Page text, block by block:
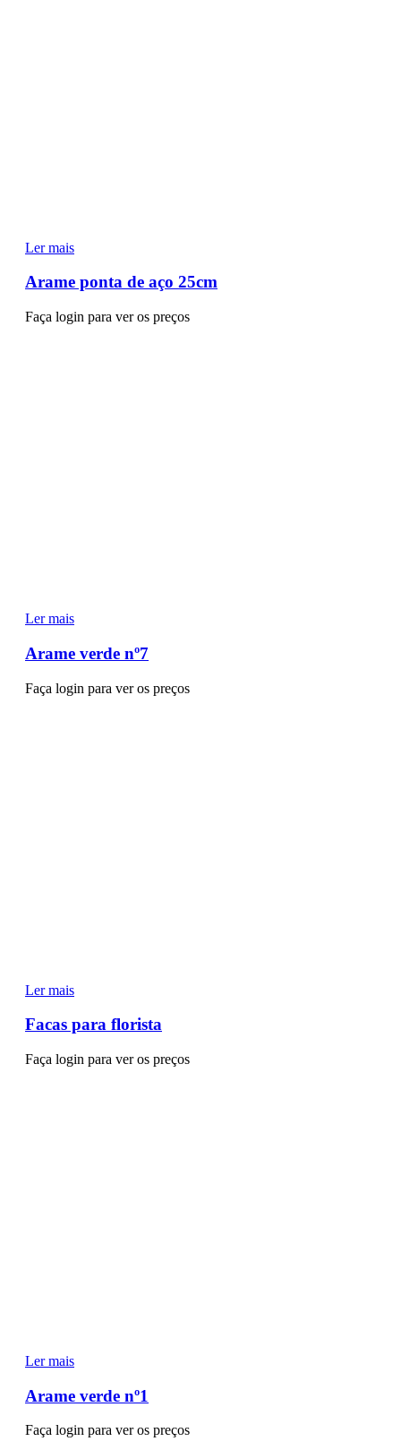
Ler mais
Arame ponta de aço 25cm
Faça login para ver os preços
Ler mais
Arame verde nº7
Faça login para ver os preços
Ler mais
Facas para florista
Faça login para ver os preços
Ler mais
Arame verde nº1
Faça login para ver os preços